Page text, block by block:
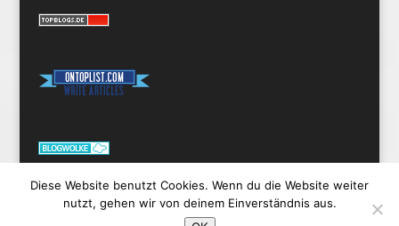
Diese Website benutzt Cookies. Wenn du die Website weiter
nutzt, gehen wir von deinem Einverständnis aus.